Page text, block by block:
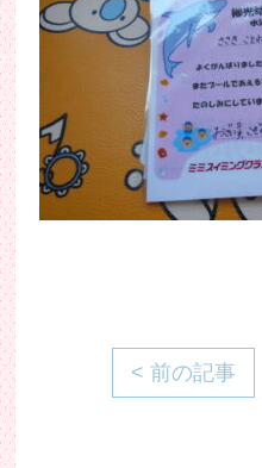
< 前の記事